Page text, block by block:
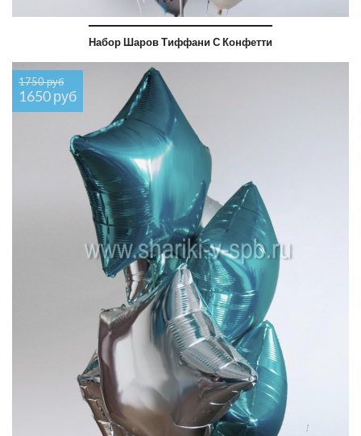
Набор Шаров Тиффани С Конфетти
1750 руб
1650 руб